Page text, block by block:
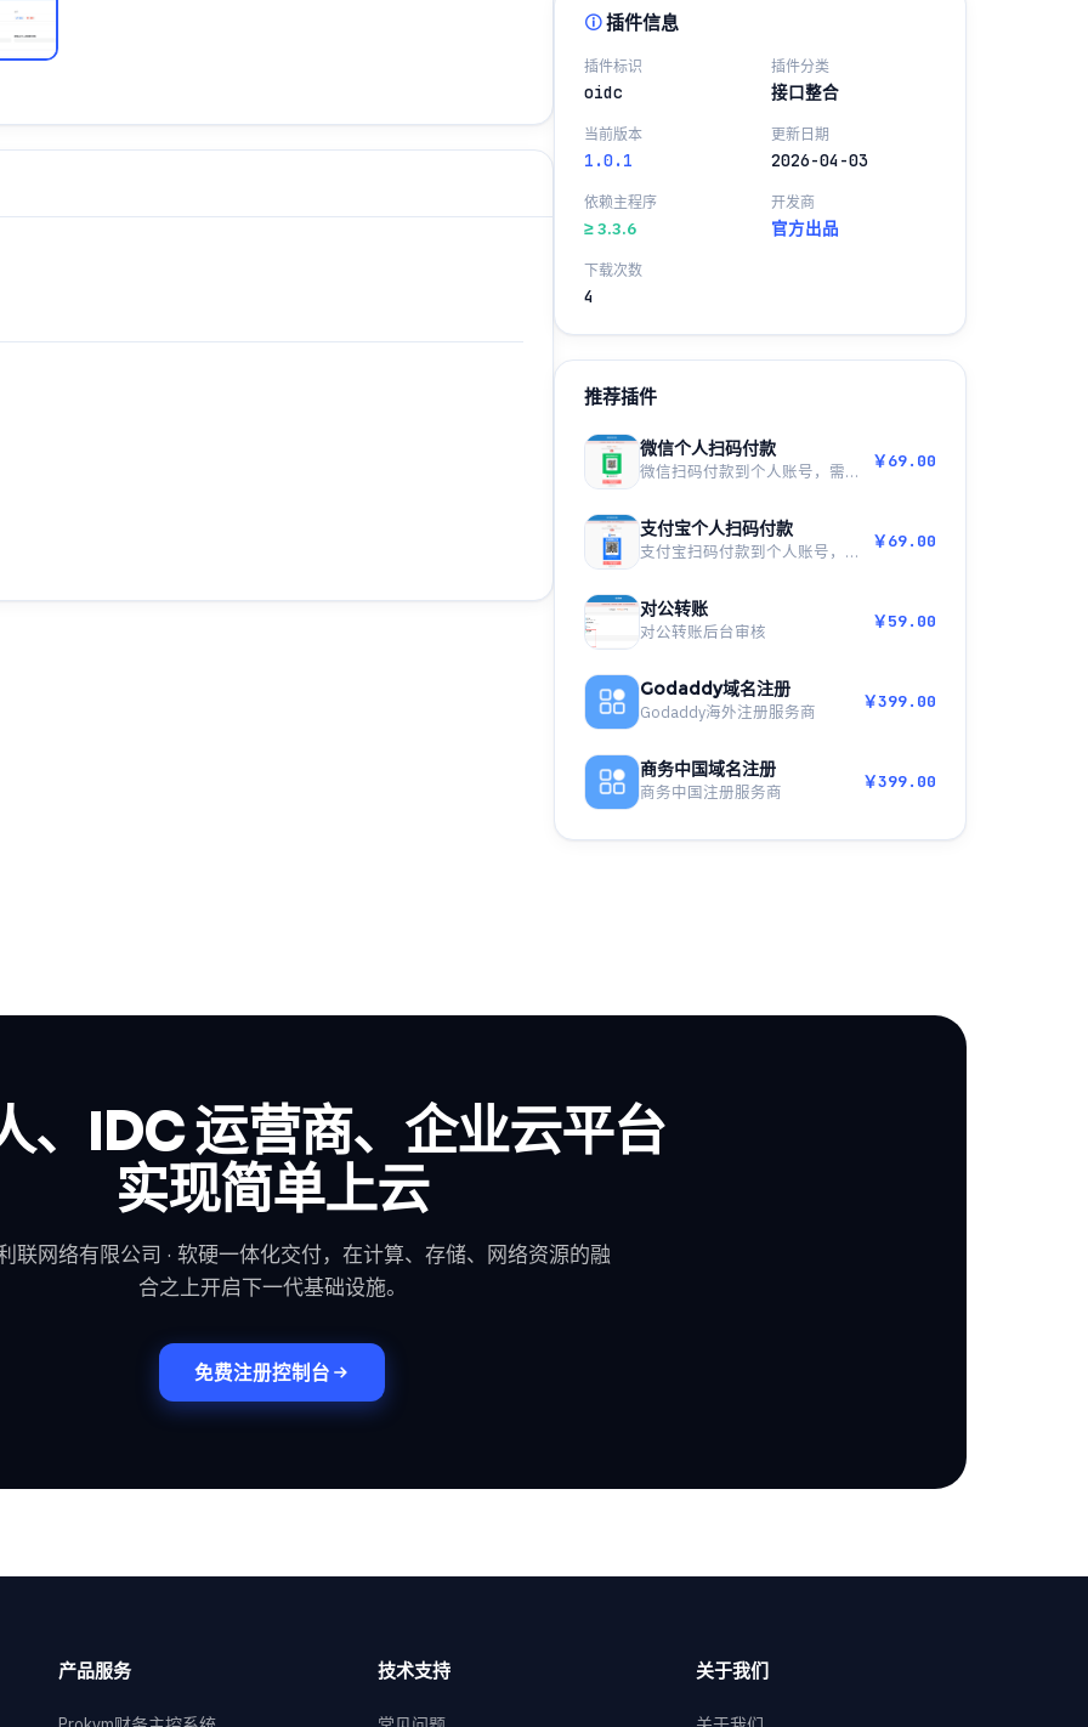
插件信息
插件标识
oidc
插件分类
接口整合
当前版本
1.0.1
更新日期
2026-04-03
依赖主程序
≥ 3.3.6
开发商
官方出品
下载次数
4
推荐插件
微信个人扫码付款
微信扫码付款到个人账号，需人工确认入账（可... ￥69.00
支付宝个人扫码付款
支付宝扫码付款到个人账号，需人工确认入账（... ￥69.00
对公转账
对公转账后台审核 ￥59.00
Godaddy域名注册
Godaddy海外注册服务商 ￥399.00
商务中国域名注册
商务中国注册服务商 ￥399.00
、IDC 运营商、企业云平台
实现简单上云
联网络有限公司 · 软硬一体化交付，在计算、存储、网络资源的融
合之上开启下一代基础设施。
免费注册控制台
产品服务 技术支持 关于我们